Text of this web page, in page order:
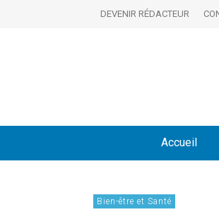
DEVENIR RÉDACTEUR
Accueil
Bien-être et Santé